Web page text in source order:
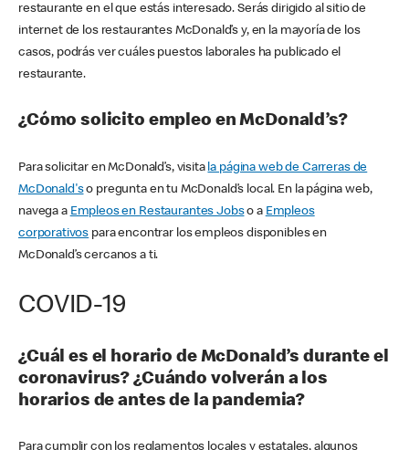
restaurante en el que estás interesado. Serás dirigido al sitio de
internet de los restaurantes McDonald’s y, en la mayoría de los
casos, podrás ver cuáles puestos laborales ha publicado el
restaurante.
¿Cómo solicito empleo en McDonald’s?
Para solicitar en McDonald’s, visita la página web de Carreras de
McDonald'so pregunta en tu McDonald’s local. En la página web,
navega a Empleos en Restaurantes Jobso a Empleos
corporativos para encontrar los empleos disponibles en
McDonald’s cercanos a ti.
COVID-19
¿Cuál es el horario de McDonald’s durante el
coronavirus? ¿Cuándo volverán a los
horarios de antes de la pandemia?